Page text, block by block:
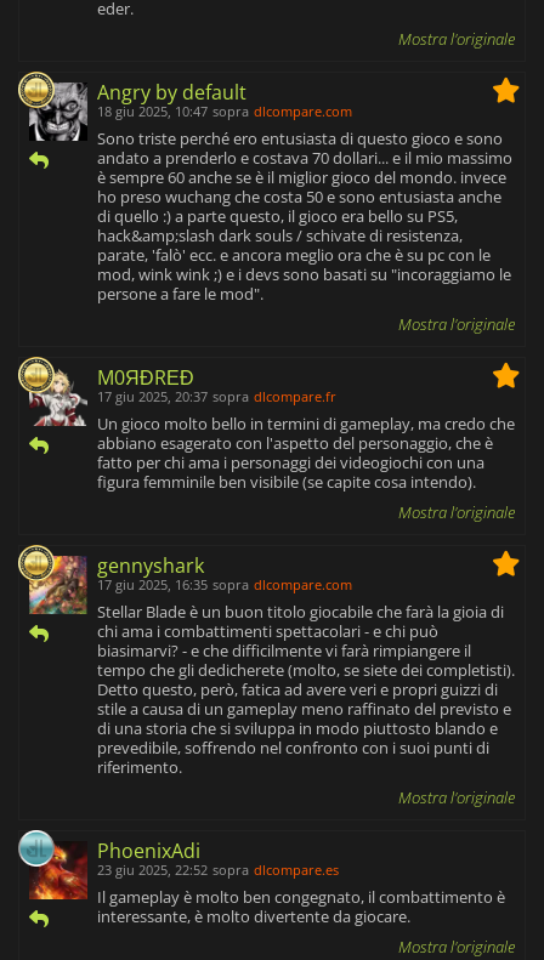
eder.
Mostra l'originale
Angry by default
18 giu 2025, 10:47 sopra dlcompare.com
Sono triste perché ero entusiasta di questo gioco e sono
andato a prenderlo e costava 70 dollari... e il mio massimo
è sempre 60 anche se è il miglior gioco del mondo. invece
ho preso wuchang che costa 50 e sono entusiasta anche
di quello :) a parte questo, il gioco era bello su PS5,
hack&amp;slash dark souls / schivate di resistenza,
parate, 'falò' ecc. e ancora meglio ora che è su pc con le
mod, wink wink ;) e i devs sono basati su "incoraggiamo le
persone a fare le mod".
Mostra l'originale
M0ЯĐRΕĐ
17 giu 2025, 20:37 sopra dlcompare.fr
Un gioco molto bello in termini di gameplay, ma credo che
abbiano esagerato con l'aspetto del personaggio, che è
fatto per chi ama i personaggi dei videogiochi con una
figura femminile ben visibile (se capite cosa intendo).
Mostra l'originale
gennyshark
17 giu 2025, 16:35 sopra dlcompare.com
Stellar Blade è un buon titolo giocabile che farà la gioia di
chi ama i combattimenti spettacolari - e chi può
biasimarvi? - e che difficilmente vi farà rimpiangere il
tempo che gli dedicherete (molto, se siete dei completisti).
Detto questo, però, fatica ad avere veri e propri guizzi di
stile a causa di un gameplay meno raffinato del previsto e
di una storia che si sviluppa in modo piuttosto blando e
prevedibile, soffrendo nel confronto con i suoi punti di
riferimento.
Mostra l'originale
PhoenixAdi
23 giu 2025, 22:52 sopra dlcompare.es
Il gameplay è molto ben congegnato, il combattimento è
interessante, è molto divertente da giocare.
Mostra l'originale